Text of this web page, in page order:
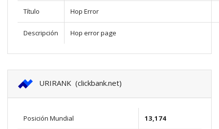
Título Hop Error
Descripción Hop error page
URIRANK (clickbank.net)
Posición Mundial 13,174